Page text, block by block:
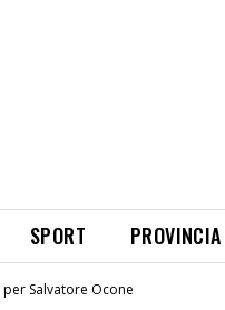
SPORT PROVINCIA
Salvatore Ocone